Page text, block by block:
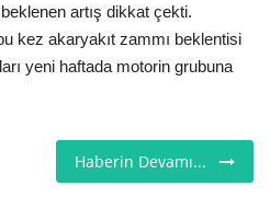
artış dikkat çekti.
kez akaryakıt zammı beklentisi
yeni haftada motorin grubuna
Haberin Devamı...